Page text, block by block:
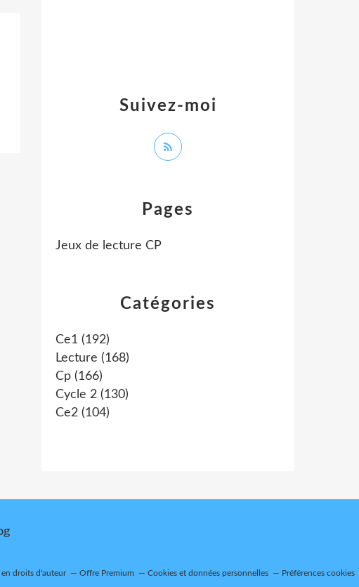
Catégories
Ce1 (192)
Lecture (168)
Cp (166)
Cycle 2 (130)
Ce2 (104)
Pages
Jeux de lecture CP
Suivez-moi
droits d'auteur Offre Premium Cookies et données personnelles Préférences cookies